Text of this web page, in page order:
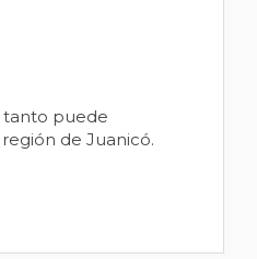
tanto puede
de Juanicó.